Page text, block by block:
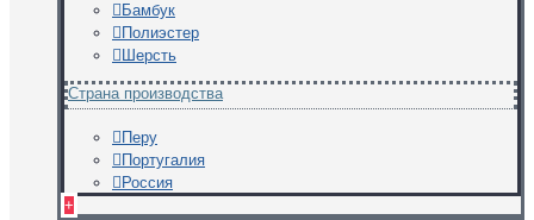
Бамбук
Полиэстер
Шерсть
Страна производства
Перу
Португалия
Россия
+